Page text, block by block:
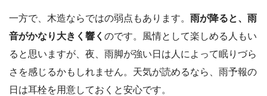
一方で、木造ならではの弱点もあります。 雨が降ると、雨
音がかなり大きく響く のです。風情として楽しめる人もい
ると思いますが、夜、雨脚が強い日は人によって眠りづら
さを感じるかもしれません。天気が読めるなら、雨予報の
日は耳栓を用意しておくと安心です。